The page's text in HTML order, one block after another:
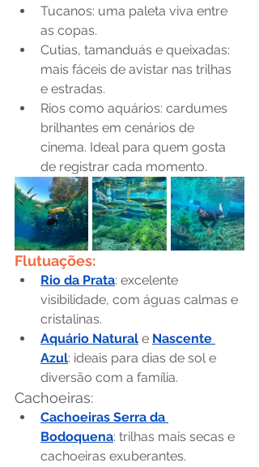
Tucanos: uma paleta viva entre
as copas.
Cutias, tamanduás e queixadas:
mais fáceis de avistar nas trilhas
e estradas.
Rios como aquários: cardumes
brilhantes em cenários de
cinema. Ideal para quem gosta
de registrar cada momento.
Flutuações:
Rio da Prata: excelente
visibilidade, com águas calmas e
cristalinas.
Aquário Natural e Nascente
Azul: ideais para dias de sol e
diversão com a família.
Cachoeiras:
Cachoeiras Serra da
Bodoquena: trilhas mais secas e
cachoeiras exuberantes.